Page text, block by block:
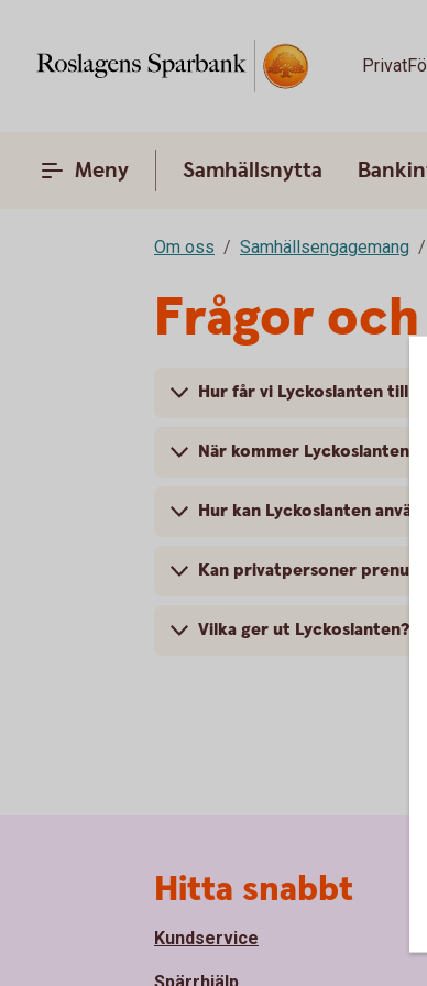
Privat
Meny Samhällsnytta
Om oss Samhällsengagemang
Frågor
Hur får vi Lyckoslanten till
När kommer Lyckoslanten?
Hur kan Lyckoslanten
Kan privatpersoner
Vilka ger ut Lyckoslanten?
Hitta snabbt
Kundservice